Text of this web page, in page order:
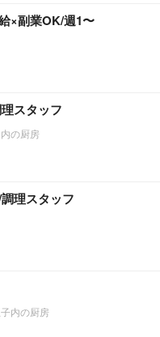
×副業OK/週1〜
スタッフ
の厨房
理スタッフ
内の厨房